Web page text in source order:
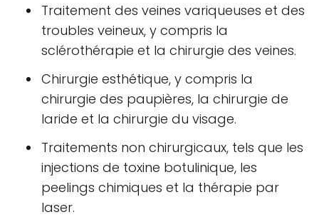
Traitement des veines variqueuses et des
troubles veineux, y compris la
sclérothérapie et la chirurgie des veines.
Chirurgie esthétique, y compris la
chirurgie des paupières, la chirurgie de
laride et la chirurgie du visage.
Traitements non chirurgicaux, tels que les
injections de toxine botulinique, les
peelings chimiques et la thérapie par
laser.